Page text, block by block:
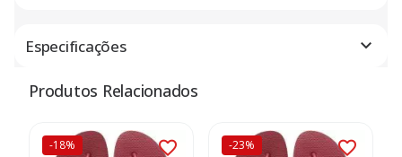
Especificações
Produtos Relacionados
-18% -23%